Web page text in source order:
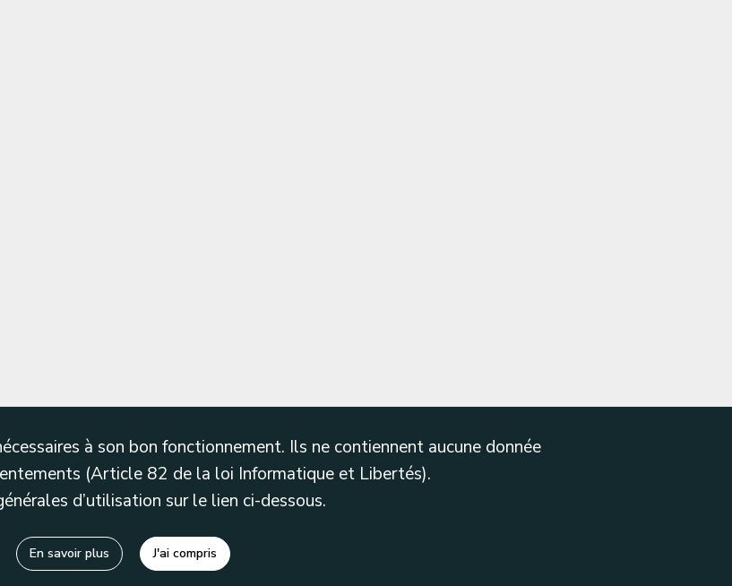
à son bon fonctionnement. Ils ne contiennent aucune donnée
(Article 82 de la loi Informatique et Libertés).
d’utilisation sur le lien ci-dessous.
En savoir plus J'ai compris